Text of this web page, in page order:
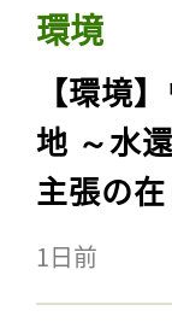
環境
【環境
地 ～水
主張の
1日前